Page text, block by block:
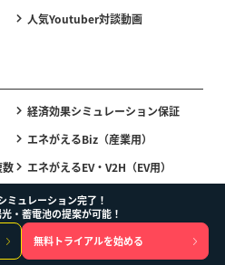
人気Youtuber対談動画
経済効果シミュレーション保証
エネがえるBiz（産業用）
数
エネがえるEV・V2H（EV用）
数
ュ
エネがえるBPO（設計代行・試算
代行・補助金申請書作成代行）
ミュレーション完了！
・蓄電池の提案が可能！
無料トライアルを始める